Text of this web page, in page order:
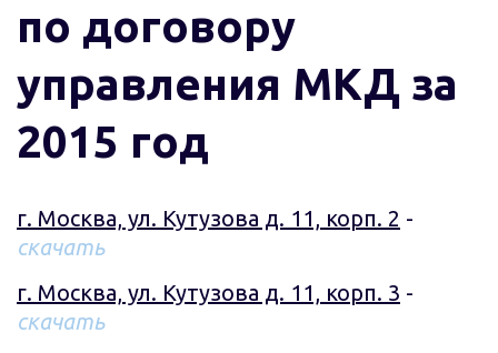
по договору
управления МКД за
2015 год
г. Москва, ул. Кутузова д. 11, корп. 2
скачать
г. Москва, ул. Кутузова д. 11, корп. 3
скачать